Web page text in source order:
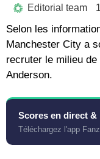
Editorial team
Selon les
Manchester City a
recruter le milieu
Anderson.
Scores en direct &
Téléchargez l'app